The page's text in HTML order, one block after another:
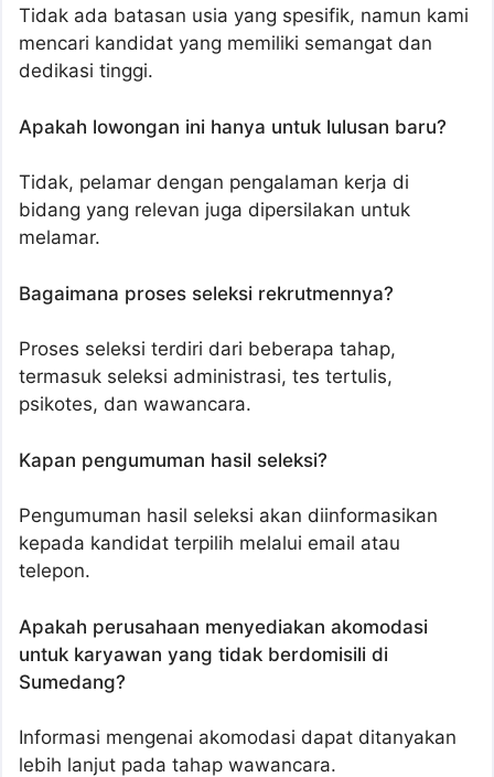
Tidak ada batasan usia yang spesifik, namun kami
mencari kandidat yang memiliki semangat dan
dedikasi tinggi.
Apakah lowongan ini hanya untuk lulusan baru?
Tidak, pelamar dengan pengalaman kerja di
bidang yang relevan juga dipersilakan untuk
melamar.
Bagaimana proses seleksi rekrutmennya?
Proses seleksi terdiri dari beberapa tahap,
termasuk seleksi administrasi, tes tertulis,
psikotes, dan wawancara.
Kapan pengumuman hasil seleksi?
Pengumuman hasil seleksi akan diinformasikan
kepada kandidat terpilih melalui email atau
telepon.
Apakah perusahaan menyediakan akomodasi
untuk karyawan yang tidak berdomisili di
Sumedang?
Informasi mengenai akomodasi dapat ditanyakan
lebih lanjut pada tahap wawancara.